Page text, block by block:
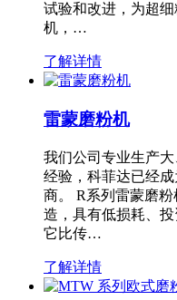
试验和改进，为超
机，…
了解详情
雷蒙磨粉机
我们公司专业生产
经验，科菲达已经
商。 R系列雷蒙磨
造，具有低损耗、
它比传…
了解详情